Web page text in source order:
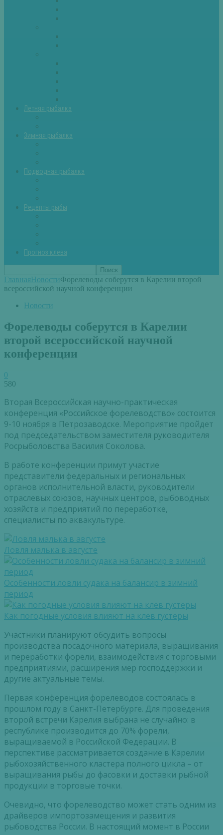
Летняя рыбалка
Зимняя рыбалка
Подводная рыбалка
Рецепты рыбы
Прогноз клева
ГлавнаяНовостиФорелеводы соберутся в Карелии второй
всероссийской научной конференции
Новости
Форелеводы соберутся в Карелии
второй всероссийской научной
конференции
0
580
Вторая Всероссийская научно-практическая
конференция «Российское форелеводство» состоится
9-10 ноября в Петрозаводске. Мероприятие пройдет
под председательством заместителя руководителя
Росрыболовства Василия Соколова.
В работе конференции примут участие
представители федеральных и региональных
органов исполнительной власти, руководители
отраслевых союзов, научных центров, рыбоводных
хозяйств и предприятий по переработке,
специалисты по аквакультуре.
Ловля малька в августе
Особенности ловли судака на балансир в зимний
период
Как погодные условия влияют на клев густеры
Участники планируют обсудить вопросы
производства посадочного материала, выращивания
и переработки форели, взаимодействия с торговыми
предприятиями, расширения мер господдержки и
другие актуальные темы.
Первая конференция форелеводов состоялась в
прошлом году в Санкт-Петербурге. Для проведения
второй встречи Карелия выбрана не случайно: в
республике производится до 70% форели,
выращиваемой в Российской Федерации. В
перспективе рассматривается создание в Карелии
рыбохозяйственного кластера полного цикла – от
выращивания рыбы до фасовки и доставки рыбной
продукции в торговые точки.
Очевидно, что форелеводство может стать одним из
драйверов импортозамещения и развития
рыбоводства России. В настоящий момент в России